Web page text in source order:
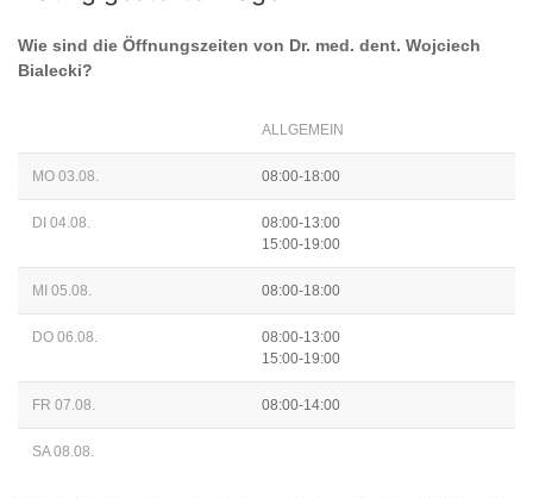
Wie sind die Öffnungszeiten von Dr. med. dent. Wojciech
Bialecki?
ALLGEMEIN
MO 03.08. 08:00-18:00
DI 04.08.
08:00-13:00
15:00-19:00
MI 05.08. 08:00-18:00
DO 06.08.
08:00-13:00
15:00-19:00
FR 07.08. 08:00-14:00
SA 08.08.